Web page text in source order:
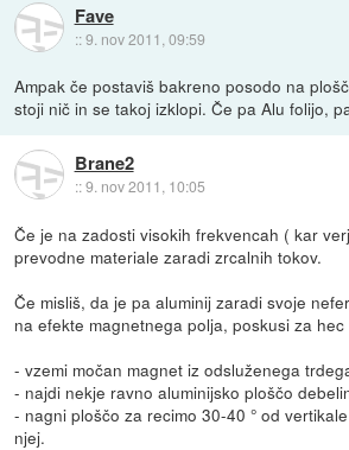
Fave
::9. nov 2011, 09:59
Ampak če postaviš bakreno posodo na
stoji nič in se takoj izklopi. Če pa Alu folijo,
Brane2
::9. nov 2011, 10:05
Če je na zadosti visokih frekvencah ( kar
prevodne materiale zaradi zrcalnih tokov.
Če misliš, da je pa aluminij zaradi svoje
na efekte magnetnega polja, poskusi za
- vzemi močan magnet iz odsluženega
- najdi nekje ravno aluminijsko ploščo
- nagni ploščo za recimo 30-40 ° od
njej.